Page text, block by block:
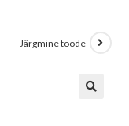
Järgmine toode